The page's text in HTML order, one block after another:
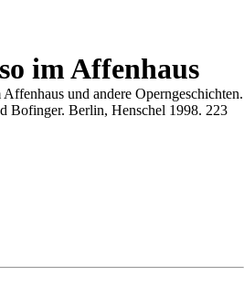
im Affenhaus
Affenhaus und andere Operngeschichten.
Bofinger. Berlin, Henschel 1998. 223